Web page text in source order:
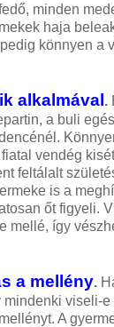
minden
haja
könnyen a
alkalmával.
a buli
vendég
feltálalt
is a
őt figyeli.
mellé, így
a mellény.
viseli-e
A